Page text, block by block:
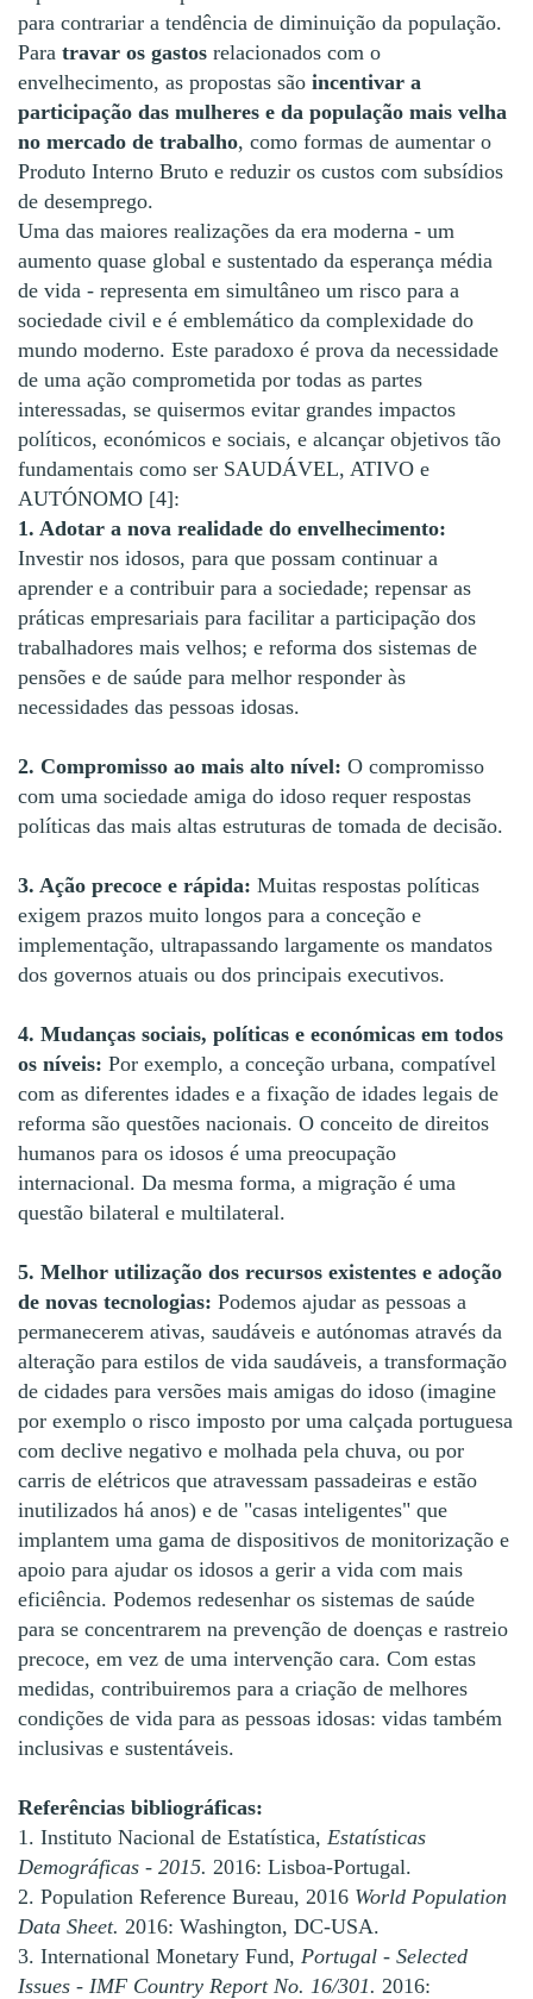
para contrariar a tendência de diminuição da população.
Para travar os gastos relacionados com o
envelhecimento, as propostas são incentivar a
participação das mulheres e da população mais velha
no mercado de trabalho, como formas de aumentar o
Produto Interno Bruto e reduzir os custos com subsídios
de desemprego.
Uma das maiores realizações da era moderna - um
aumento quase global e sustentado da esperança média
de vida - representa em simultâneo um risco para a
sociedade civil e é emblemático da complexidade do
mundo moderno. Este paradoxo é prova da necessidade
de uma ação comprometida por todas as partes
interessadas, se quisermos evitar grandes impactos
políticos, económicos e sociais, e alcançar objetivos tão
fundamentais como ser SAUDÁVEL, ATIVO e
AUTÓNOMO [4]:
1. Adotar a nova realidade do envelhecimento:
Investir nos idosos, para que possam continuar a
aprender e a contribuir para a sociedade; repensar as
práticas empresariais para facilitar a participação dos
trabalhadores mais velhos; e reforma dos sistemas de
pensões e de saúde para melhor responder às
necessidades das pessoas idosas.
2. Compromisso ao mais alto nível: O compromisso
com uma sociedade amiga do idoso requer respostas
políticas das mais altas estruturas de tomada de decisão.
3. Ação precoce e rápida: Muitas respostas políticas
exigem prazos muito longos para a conceção e
implementação, ultrapassando largamente os mandatos
dos governos atuais ou dos principais executivos.
4. Mudanças sociais, políticas e económicas em todos
os níveis: Por exemplo, a conceção urbana, compatível
com as diferentes idades e a fixação de idades legais de
reforma são questões nacionais. O conceito de direitos
humanos para os idosos é uma preocupação
internacional. Da mesma forma, a migração é uma
questão bilateral e multilateral.
5. Melhor utilização dos recursos existentes e adoção
de novas tecnologias: Podemos ajudar as pessoas a
permanecerem ativas, saudáveis e autónomas através da
alteração para estilos de vida saudáveis, a transformação
de cidades para versões mais amigas do idoso (imagine
por exemplo o risco imposto por uma calçada portuguesa
com declive negativo e molhada pela chuva, ou por
carris de elétricos que atravessam passadeiras e estão
inutilizados há anos) e de "casas inteligentes" que
implantem uma gama de dispositivos de monitorização e
apoio para ajudar os idosos a gerir a vida com mais
eficiência. Podemos redesenhar os sistemas de saúde
para se concentrarem na prevenção de doenças e rastreio
precoce, em vez de uma intervenção cara. Com estas
medidas, contribuiremos para a criação de melhores
condições de vida para as pessoas idosas: vidas também
inclusivas e sustentáveis.
Referências bibliográficas:
1. Instituto Nacional de Estatística, Estatísticas
Demográficas - 2015. 2016: Lisboa-Portugal.
2. Population Reference Bureau, 2016 World Population
Data Sheet. 2016: Washington, DC-USA.
3. International Monetary Fund, Portugal - Selected
Issues - IMF Country Report No. 16/301. 2016: